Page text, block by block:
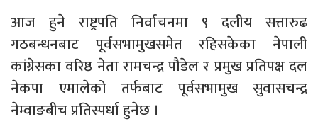
आज हुने राष्ट्रपति निर्वाचनमा ९ दलीय सत्तारुढ
गठबन्धनबाट पूर्वसभामुखसमेत रहिसकेका नेपाली
कांग्रेसका वरिष्ठ नेता रामचन्द्र पौडेल र प्रमुख प्रतिपक्ष दल
नेकपा एमालेको तर्फबाट पूर्वसभामुख सुवासचन्द्र
नेम्वाङबीच प्रतिस्पर्धा हुनेछ ।